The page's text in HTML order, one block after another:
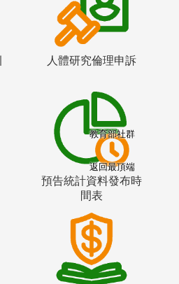
人體研究倫理申訴
預告統計資料發布時
間表
教育部社群
返回最頂端